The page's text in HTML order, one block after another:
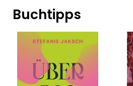
Buchtipps